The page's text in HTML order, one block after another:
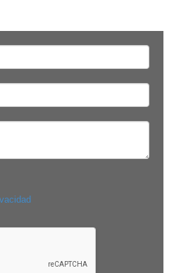
Quito, Pichincha - Ecuador